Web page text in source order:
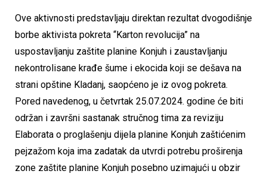
Ove aktivnosti predstavljaju direktan rezultat dvogodišnje
borbe aktivista pokreta “Karton revolucija” na
uspostavljanju zaštite planine Konjuh i zaustavljanju
nekontrolisane krađe šume i ekocida koji se dešava na
strani opštine Kladanj, saopćeno je iz ovog pokreta.
Pored navedenog, u četvrtak 25.07.2024. godine će biti
održan i završni sastanak stručnog tima za reviziju
Elaborata o proglašenju dijela planine Konjuh zaštićenim
pejzažom koja ima zadatak da utvrdi potrebu proširenja
zone zaštite planine Konjuh posebno uzimajući u obzir